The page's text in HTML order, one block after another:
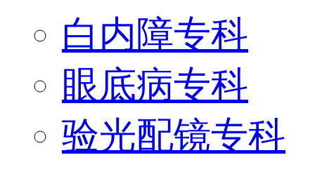
白内障专科
眼底病专科
验光配镜专科